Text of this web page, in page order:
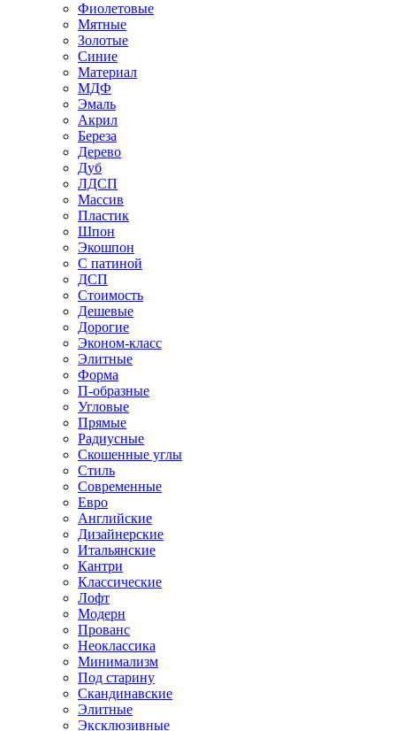
Фиолетовые
Мятные
Золотые
Синие
Материал
МДФ
Эмаль
Акрил
Береза
Дерево
Дуб
ЛДСП
Массив
Пластик
Шпон
Экошпон
С патиной
ДСП
Стоимость
Дешевые
Дорогие
Эконом-класс
Элитные
Форма
П-образные
Угловые
Прямые
Радиусные
Скошенные углы
Стиль
Современные
Евро
Английские
Дизайнерские
Итальянские
Кантри
Классические
Лофт
Модерн
Прованс
Неоклассика
Минимализм
Под старину
Скандинавские
Элитные
Эксклюзивные